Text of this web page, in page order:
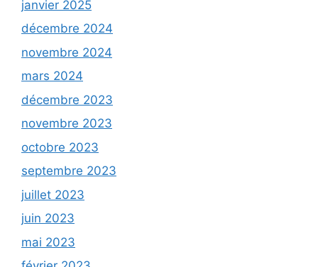
janvier 2025
décembre 2024
novembre 2024
mars 2024
décembre 2023
novembre 2023
octobre 2023
septembre 2023
juillet 2023
juin 2023
mai 2023